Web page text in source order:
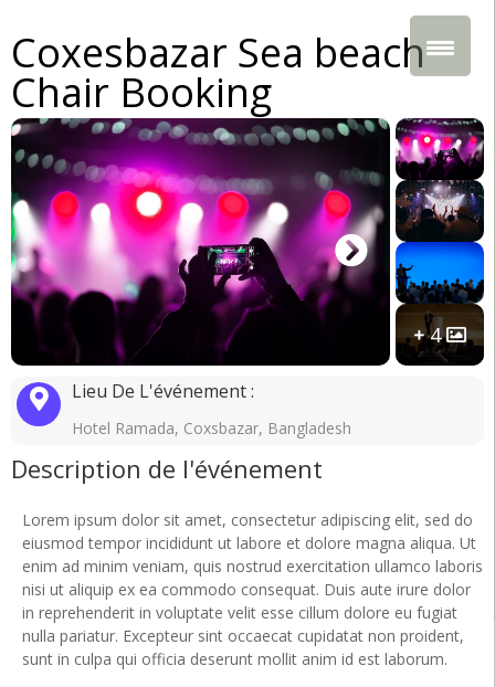
Coxesbazar Sea beach
Chair Booking
4
Lieu De L'événement :
Hotel Ramada, Coxsbazar, Bangladesh
Description de l'événement
Lorem ipsum dolor sit amet, consectetur adipiscing elit, sed do
eiusmod tempor incididunt ut labore et dolore magna aliqua. Ut
enim ad minim veniam, quis nostrud exercitation ullamco laboris
nisi ut aliquip ex ea commodo consequat. Duis aute irure dolor
in reprehenderit in voluptate velit esse cillum dolore eu fugiat
nulla pariatur. Excepteur sint occaecat cupidatat non proident,
sunt in culpa qui officia deserunt mollit anim id est laborum.